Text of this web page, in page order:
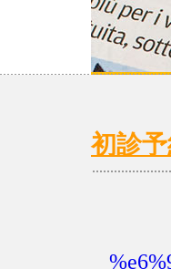
初診